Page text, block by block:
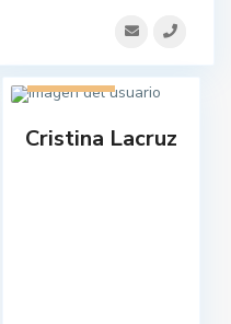
1 listado
Cristina Lacruz